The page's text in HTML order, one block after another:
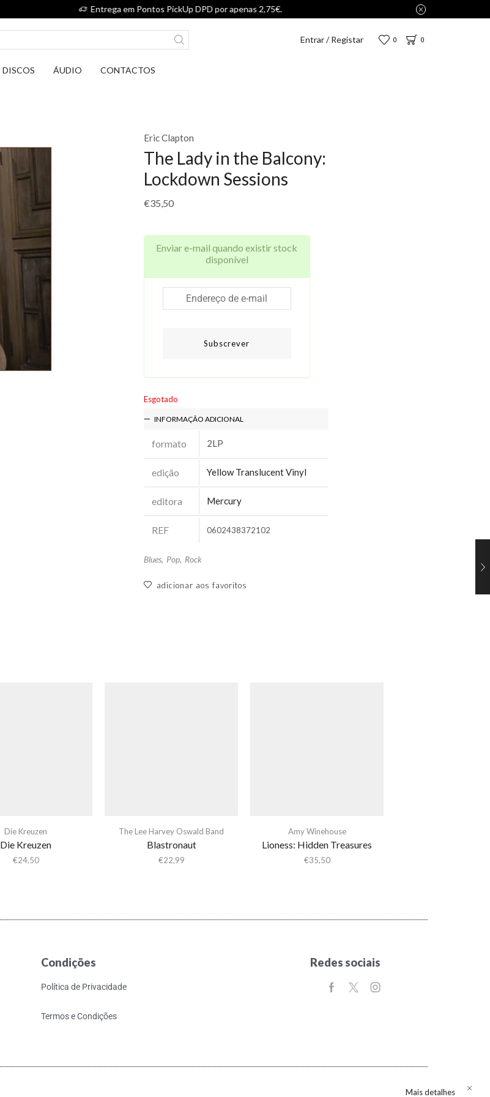
Entrega em Pontos PickUp DPD por apenas 2,75€.
Entrar / Registar 0 0
DISCOS ÁUDIO CONTACTOS
Eric Clapton
The Lady in the Balcony:
Lockdown Sessions
€35,50
Enviar e-mail quando existir stock
disponível
Subscrever
Esgotado
INFORMAÇÃO ADICIONAL
formato 2LP
edição Yellow Translucent Vinyl
editora Mercury
REF 0602438372102
Blues, Pop, Rock
adicionar aos favoritos
Die Kreuzen
Die Kreuzen
€24,50
The Lee Harvey Oswald Band
Blastronaut
€22,99
Amy Winehouse
Lioness: Hidden Treasures
€35,50
Mais detalhes
Condições
Política de Privacidade
Termos e Condições
Redes sociais